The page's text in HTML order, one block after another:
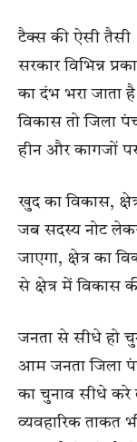
टैक्स की ऐसी तैसी
सरकार विभिन्न
का दंभ भरा जाता
विकास तो जिला
हीन और कागजों
खुद का विकास,
जब सदस्य नोट
जाएगा, क्षेत्र का
से क्षेत्र में विकास
जनता से सीधे हो
आम जनता जिला
का चुनाव सीधे करे
व्यवहारिक ताकत